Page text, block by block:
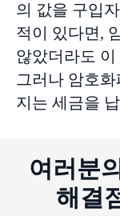
의 값을 구입
적이 있다면,
않았더라도 이
그러나 암호
지는 세금을
여러분
해결